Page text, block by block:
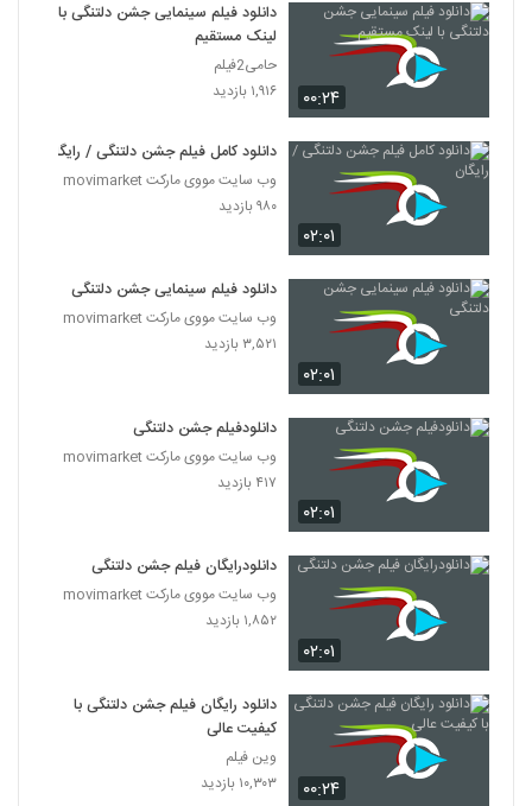
۰۰:۲۴
دانلود فیلم سینمایی جشن دلتنگی با
لینک مستقیم
حامی2فیلم
۱,۹۱۶ بازدید
۰۲:۰۱
دانلود کامل فیلم جشن دلتنگی / رایگان
وب سایت مووی مارکت movimarket
۹۸۰ بازدید
۰۲:۰۱
دانلود فیلم سینمایی جشن دلتنگی
وب سایت مووی مارکت movimarket
۳,۵۲۱ بازدید
۰۲:۰۱
دانلودفیلم جشن دلتنگی
وب سایت مووی مارکت movimarket
۴۱۷ بازدید
۰۲:۰۱
دانلودرایگان فیلم جشن دلتنگی
وب سایت مووی مارکت movimarket
۱,۸۵۲ بازدید
۰۰:۲۴
دانلود رایگان فیلم جشن دلتنگی با
کیفیت عالی
وین فیلم
۱۰,۳۰۳ بازدید